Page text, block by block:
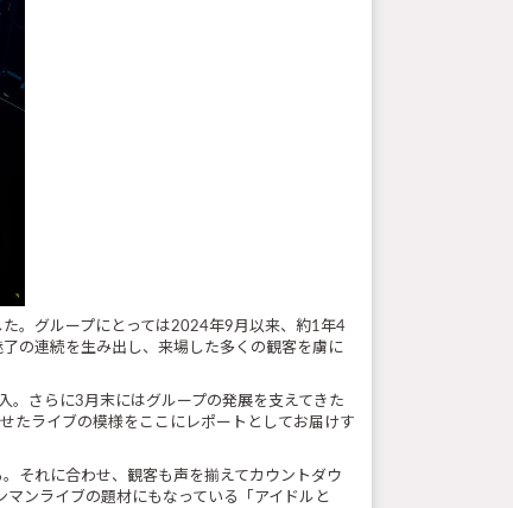
。グループにとっては2024年9月以来、約1年4
の連続を生み出し、来場した多くの観客を虜に
さらに3月末にはグループの発展を支えてきた
たライブの模様をここにレポートとしてお届けす
それに合わせ、観客も声を揃えてカウントダウ
ンライブの題材にもなっている「アイドルと